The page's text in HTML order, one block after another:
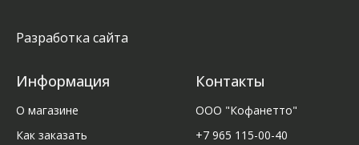
Разработка сайта
Информация
О магазине
Как заказать
Контакты
ООО "Кофанетто"
+7 965 115-00-40